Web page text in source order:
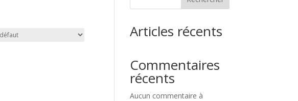
Articles récents
Commentaires
récents
Aucun commentaire à